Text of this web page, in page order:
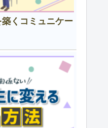
くコミュニケー